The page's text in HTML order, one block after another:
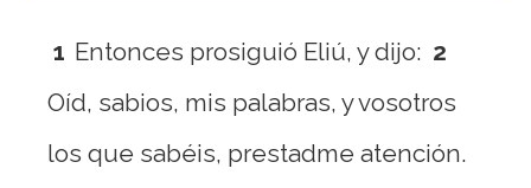
1 Entonces prosiguió Eliú, y dijo: 2
Oíd, sabios, mis palabras, y vosotros
los que sabéis, prestadme atención.